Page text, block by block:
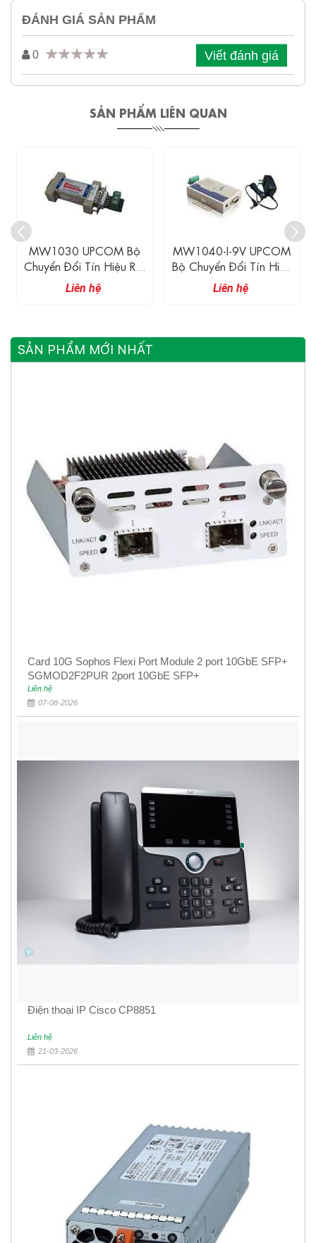
ĐÁNH GIÁ SẢN PHẨM
0 Viết đánh giá
SẢN PHẨM LIÊN QUAN
MW1030 UPCOM Bộ
Chuyển Đổi Tín Hiệu RS-
232 Sang RS-485
Liên hệ
MW1040-I-9V UPCOM
Bộ Chuyển Đổi Tín Hiệu
RS-232 Sang RS-
485/422
Liên hệ
SẢN PHẨM MỚI NHẤT
Card 10G Sophos Flexi Port Module 2 port 10GbE SFP+
SGMOD2F2PUR 2port 10GbE SFP+
Liên hệ
07-08-2026
Điện thoại IP Cisco CP8851
Liên hệ
21-03-2026